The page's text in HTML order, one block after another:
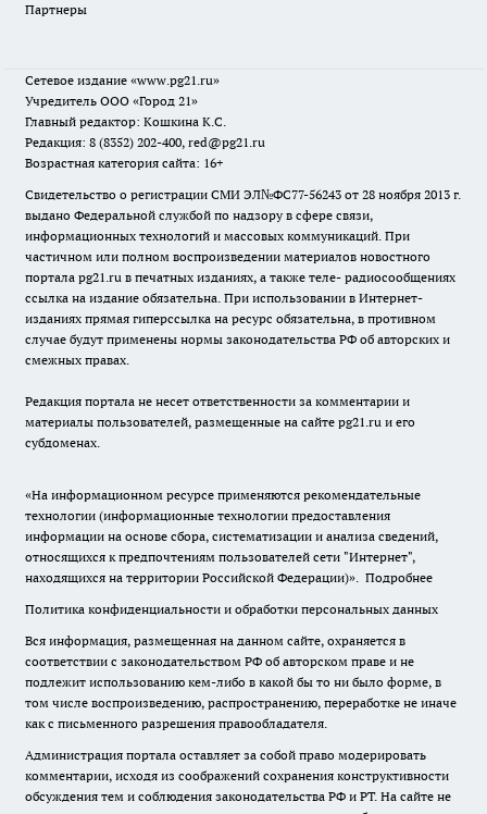
Партнеры
Сетевое издание «www.pg21.ru»
Учредитель ООО «Город 21»
Главный редактор: Кошкина К.С.
Редакция: 8 (8352) 202-400, red@pg21.ru
Возрастная категория сайта: 16+
Свидетельство о регистрации СМИ ЭЛ№ФС77-56243 от 28 ноября 2013 г.
выдано Федеральной службой по надзору в сфере связи,
информационных технологий и массовых коммуникаций. При
частичном или полном воспроизведении материалов новостного
портала pg21.ru в печатных изданиях, а также теле- радиосообщениях
ссылка на издание обязательна. При использовании в Интернет-
изданиях прямая гиперссылка на ресурс обязательна, в противном
случае будут применены нормы законодательства РФ об авторских и
смежных правах.
Редакция портала не несет ответственности за комментарии и
материалы пользователей, размещенные на сайте pg21.ru и его
субдоменах.
«На информационном ресурсе применяются рекомендательные
технологии (информационные технологии предоставления
информации на основе сбора, систематизации и анализа сведений,
относящихся к предпочтениям пользователей сети "Интернет",
находящихся на территории Российской Федерации)». Подробнее
Политика конфиденциальности и обработки персональных данных
Вся информация, размещенная на данном сайте, охраняется в
соответствии с законодательством РФ об авторском праве и не
подлежит использованию кем-либо в какой бы то ни было форме, в
том числе воспроизведению, распространению, переработке не иначе
как с письменного разрешения правообладателя.
Администрация портала оставляет за собой право модерировать
комментарии, исходя из соображений сохранения конструктивности
обсуждения тем и соблюдения законодательства РФ и РТ. На сайте не